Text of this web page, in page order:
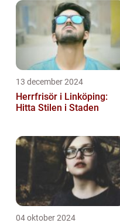
13 december 2024
Herrfrisör i Linköping:
Hitta Stilen i Staden
04 oktober 2024